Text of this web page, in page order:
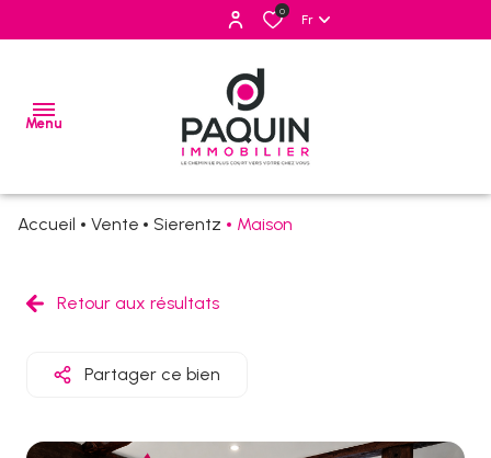
0
Fr
Menu
mail
Accueil Vente Sierentz Maison
Retour aux résultats
Partager ce bien